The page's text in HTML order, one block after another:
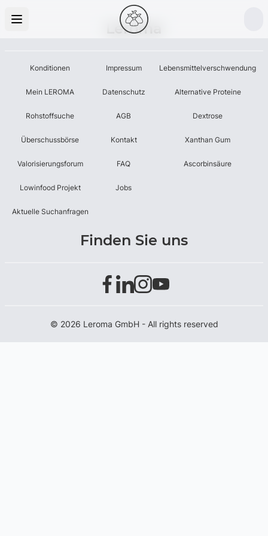
Leroma
Konditionen
Mein LEROMA
Rohstoffsuche
Überschussbörse
Valorisierungsforum
Lowinfood Projekt
Aktuelle Suchanfragen
Impressum
Datenschutz
AGB
Kontakt
FAQ
Jobs
Lebensmittelverschwendung
Alternative Proteine
Dextrose
Xanthan Gum
Ascorbinsäure
Finden Sie uns
© 2026 Leroma GmbH - All rights reserved